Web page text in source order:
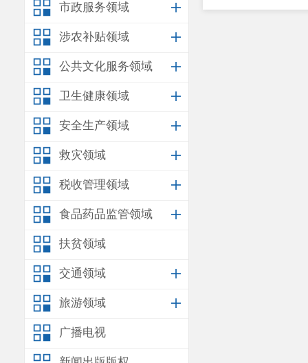
市政服务领域
涉农补贴领域
公共文化服务领域
卫生健康领域
安全生产领域
救灾领域
税收管理领域
食品药品监管领域
扶贫领域
交通领域
旅游领域
广播电视